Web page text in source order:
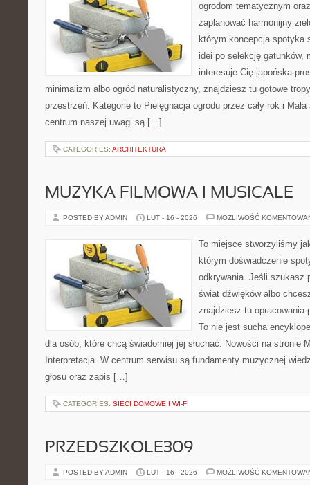
ogrodom tematycznym
zaplanować harmonijny
którym koncepcja spotyka
idei po selekcję gatunków,
interesuje Cię japońska
minimalizm albo ogród naturalistyczny, znajdziesz tu gotowe
przestrzeń. Kategorie to Pielęgnacja ogrodu przez cały rok i
centrum naszej uwagi są […]
CATEGORIES: ARCHITEKTURA
MUZYKA FILMOWA I MUSICALE
POSTED BY ADMIN LUT - 16 - 2026 MOŻLIWOŚĆ
To miejsce stworzyliśmy
którym doświadczenie
odkrywania. Jeśli szukasz
świat dźwięków albo
znajdziesz tu opracowania
To nie jest sucha
dla osób, które chcą świadomiej jej słuchać. Nowości na stronie
Interpretacja. W centrum serwisu są fundamenty muzycznej
głosu oraz zapis […]
CATEGORIES: SIECI DOMOWE I WI-FI
PRZEDSZKOLE309
POSTED BY ADMIN LUT - 16 - 2026 MOŻLIWOŚĆ